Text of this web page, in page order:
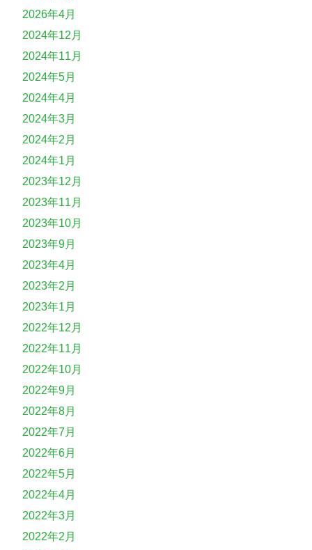
2026年4月
2024年12月
2024年11月
2024年5月
2024年4月
2024年3月
2024年2月
2024年1月
2023年12月
2023年11月
2023年10月
2023年9月
2023年4月
2023年2月
2023年1月
2022年12月
2022年11月
2022年10月
2022年9月
2022年8月
2022年7月
2022年6月
2022年5月
2022年4月
2022年3月
2022年2月